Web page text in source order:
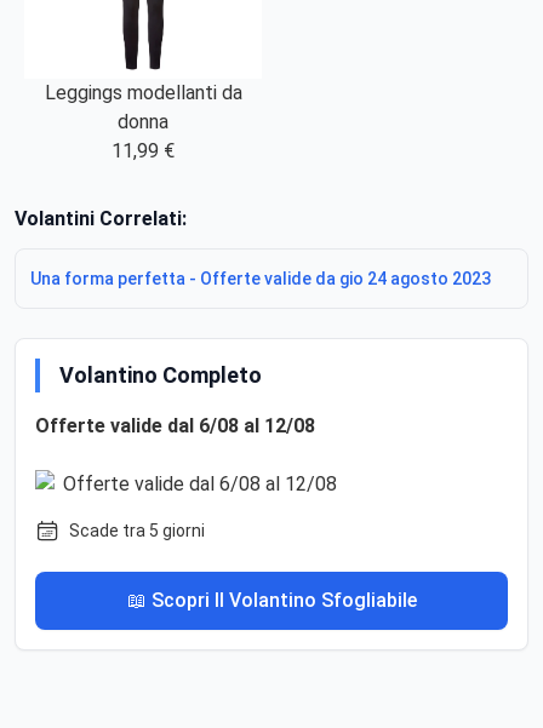
Leggings modellanti da
donna
11,99 €
Volantini Correlati:
Una forma perfetta - Offerte valide da gio 24 agosto 2023
Volantino Completo
Offerte valide dal 6/08 al 12/08
Scade tra 5 giorni
📖 Scopri Il Volantino Sfogliabile